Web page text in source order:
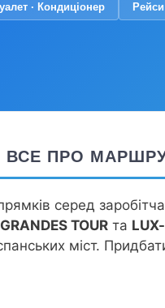
· Кондиціонер
ВСЕ ПРО
серед
GRANDES TOUR та
міст.